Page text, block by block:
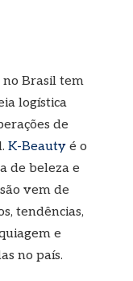
no Brasil tem
logística
de
K-Beauty é o
de beleza e
vem de
tendências,
e
no país.